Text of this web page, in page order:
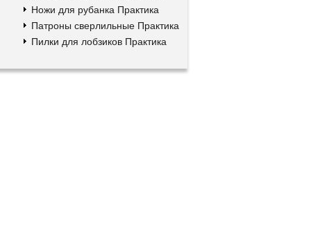
Ножи для рубанка Практика
Патроны сверлильные Практика
Пилки для лобзиков Практика